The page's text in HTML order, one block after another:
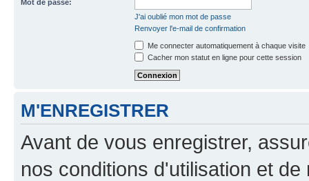
Mot de passe:
J'ai oublié mon mot de passe
Renvoyer l'e-mail de confirmation
Me connecter automatiquement à chaque visite
Cacher mon statut en ligne pour cette session
M'ENREGISTRER
Avant de vous enregistrer,
nos conditions d'utilisation et